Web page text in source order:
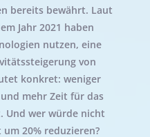
bereits bewährt. Laut
Jahr 2021 haben
nutzen, eine
von
konkret: weniger
mehr Zeit für das
Und wer würde nicht
20% reduzieren?